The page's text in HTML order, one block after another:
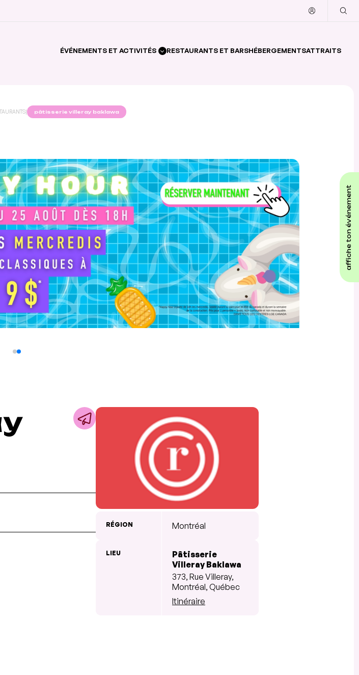
ÉVÉNEMENTS ET ACTIVITÉS RESTAURANTS ET BARSHÉBERGEMENTSATTRAITS
affiche ton événement
| pâtisserie villeray baklawa
RÉGION Montréal
LIEU
Pâtisserie
Villeray Baklawa
373, Rue Villeray,
Montréal, Québec
Itinéraire